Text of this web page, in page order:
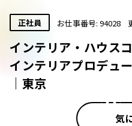
正社員 お仕事番号: 94028
インテリア・ハウス
インテリアプロデュ
｜東京
気